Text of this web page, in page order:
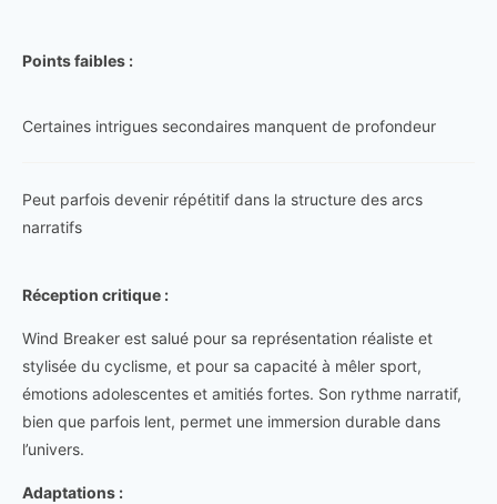
Points faibles :
Certaines intrigues secondaires manquent de profondeur
Peut parfois devenir répétitif dans la structure des arcs
narratifs
Réception critique :
Wind Breaker est salué pour sa représentation réaliste et
stylisée du cyclisme, et pour sa capacité à mêler sport,
émotions adolescentes et amitiés fortes. Son rythme narratif,
bien que parfois lent, permet une immersion durable dans
l’univers.
Adaptations :